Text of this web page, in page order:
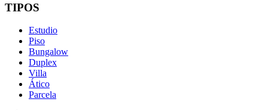
TIPOS
Estudio
Piso
Bungalow
Duplex
Villa
Ático
Parcela